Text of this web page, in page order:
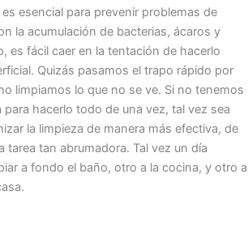
esencial para prevenir problemas de
la acumulación de bacterias, ácaros y
es fácil caer en la tentación de hacerlo
Quizás pasamos el trapo rápido por
limpiamos lo que no se ve. Si no tenemos
para hacerlo todo de una vez, tal vez sea
la limpieza de manera más efectiva, de
tarea tan abrumadora. Tal vez un día
a fondo el baño, otro a la cocina, y otro a